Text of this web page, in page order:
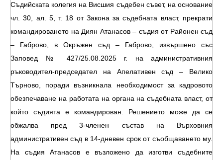
Съдийската колегия на Висшия съдебен съвет, на основание
чл. 30, ал. 5, т. 18 от Закона за съдебната власт, прекрати
командироването на Диян Атанасов – съдия от Районен съд
– Габрово, в Окръжен съд – Габрово, извършено със
Заповед № 427/25.08.2025 г. на административния
ръководител-председател на Апелативен съд – Велико
Търново, поради възникнала необходимост за кадровото
обезпечаване на работата на органа на съдебната власт, от
който съдията е командирован. Решението може да се
обжалва пред 3-членен състав на Върховния
административен съд в 14-дневен срок от съобщаването му.
На съдия Атанасов е възложено да изготви съдебните